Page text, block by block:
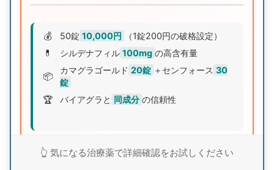
💰 50錠 10,000円
（1錠200円の破格設定）
💊
シルデナフィル 100mg の高含有量
📦
カマグラゴールド 20錠 ＋センフォース 30
錠
🏆
バイアグラと 同成分 の信頼性
世界的に知名度の高いバイアグラと同成分で圧倒的
なコストパフォーマンス。2種類のジェネリックで
👆 気になる治療薬で詳細確認をお試しください